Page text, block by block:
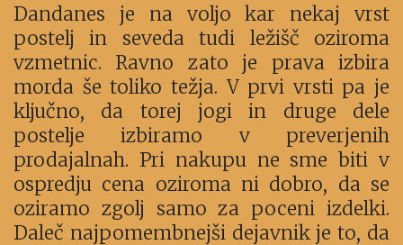
Dandanes je na voljo kar nekaj vrst
postelj in seveda tudi ležišč oziroma
vzmetnic. Ravno zato je prava izbira
morda še toliko težja. V prvi vrsti pa je
ključno, da torej jogi in druge dele
postelje izbiramo v preverjenih
prodajalnah. Pri nakupu ne sme biti v
ospredju cena oziroma ni dobro, da se
oziramo zgolj samo za poceni izdelki.
Daleč najpomembnejši dejavnik je to, da